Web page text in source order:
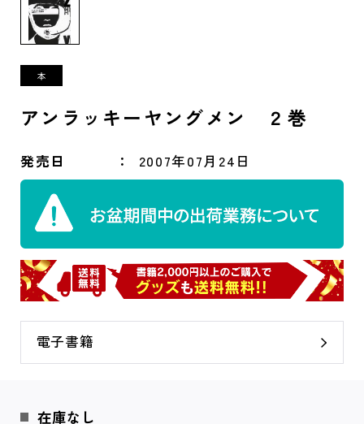
アンラッキーヤングメン ２巻
発売日 2007年07月24日
電子書籍
在庫なし